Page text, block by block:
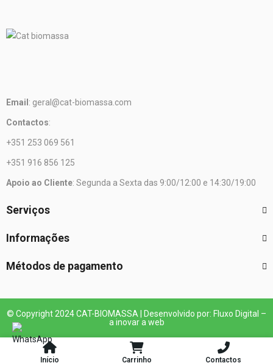
Início Carrinho Contactos
Email : geral@cat-biomassa.com
Contactos:
+351 253 069 561
+351 916 856 125
Apoio ao Cliente: Segunda a Sexta das 9:00/12:00 e 14:30/19:00
Serviços
Informações
Métodos de pagamento
© Copyright 2024 CAT-BIOMASSA | Desenvolvido por: Fluxo Digital –
a inovar a web